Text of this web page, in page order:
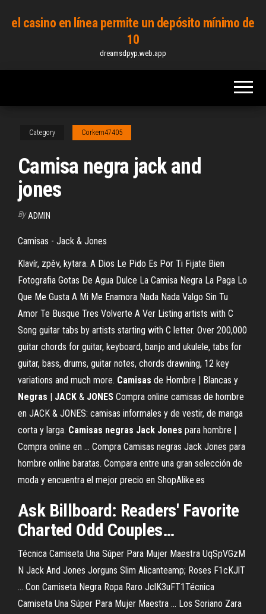
el casino en línea permite un depósito mínimo de
10
dreamsdpyp.web.app
Category Corkern47405
Camisa negra jack and
jones
By ADMIN
Camisas - Jack & Jones
Klavír, zpěv, kytara. A Dios Le Pido Es Por Ti Fijate Bien
Fotografia Gotas De Agua Dulce La Camisa Negra La Paga Lo
Que Me Gusta A Mi Me Enamora Nada Nada Valgo Sin Tu
Amor Te Busque Tres Volverte A Ver Listing artists with C
Song guitar tabs by artists starting with C letter. Over 200,000
guitar chords for guitar, keyboard, banjo and ukulele, tabs for
guitar, bass, drums, guitar notes, chords drawning, 12 key
variations and much more. Camisas de Hombre | Blancas y
Negras | JACK & JONES Compra online camisas de hombre
en JACK & JONES: camisas informales y de vestir, de manga
corta y larga. Camisas negras Jack Jones para hombre |
Compra online en ... Compra Camisas negras Jack Jones para
hombre online baratas. Compara entre una gran selección de
moda y encuentra el mejor precio en ShopAlike.es
Ask Billboard: Readers' Favorite
Charted Odd Couples…
Técnica Camiseta Una Súper Para Mujer Maestra UqSpVGzM
N Jack And Jones Jorguns Slim Alicanteamp; Roses F1cKJlT
... Con Camiseta Negra Ropa Raro JclK3uFT1Técnica
Camiseta Una Súper Para Mujer Maestra ... Los Soriano Zara